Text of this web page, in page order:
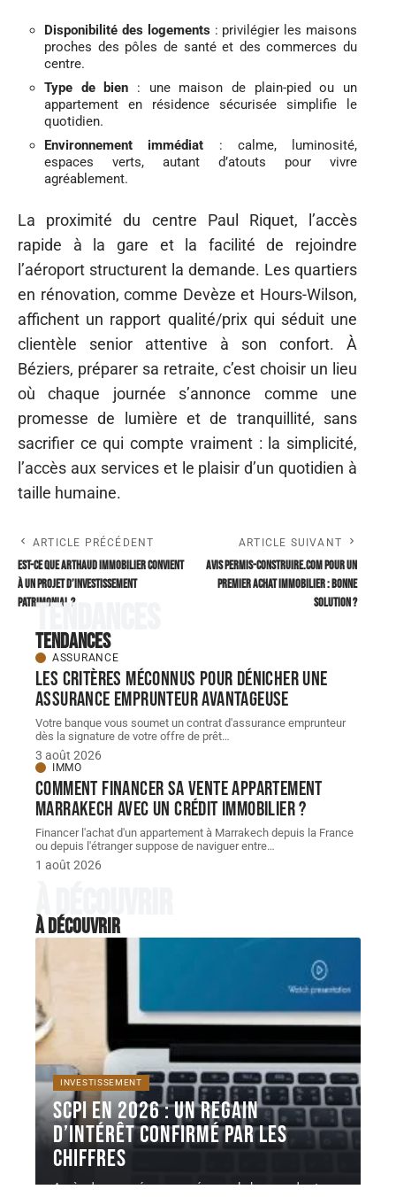
Disponibilité des logements : privilégier les maisons
proches des pôles de santé et des commerces du
centre.
Type de bien : une maison de plain-pied ou un
appartement en résidence sécurisée simplifie le
quotidien.
Environnement immédiat : calme, luminosité,
espaces verts, autant d’atouts pour vivre
agréablement.
La proximité du centre Paul Riquet, l’accès
rapide à la gare et la facilité de rejoindre
l’aéroport structurent la demande. Les quartiers
en rénovation, comme Devèze et Hours-Wilson,
affichent un rapport qualité/prix qui séduit une
clientèle senior attentive à son confort. À
Béziers, préparer sa retraite, c’est choisir un lieu
où chaque journée s’annonce comme une
promesse de lumière et de tranquillité, sans
sacrifier ce qui compte vraiment : la simplicité,
l’accès aux services et le plaisir d’un quotidien à
taille humaine.
ARTICLE PRÉCÉDENT
Est-ce que ARTHAUD IMMOBILIER convient
à un projet d’investissement
patrimonial ?
ARTICLE SUIVANT
Avis permis-construire.com pour un
premier achat immobilier : bonne
solution ?
Tendances
Tendances
ASSURANCE
Les critères méconnus pour dénicher une
assurance emprunteur avantageuse
Votre banque vous soumet un contrat d'assurance emprunteur
dès la signature de votre offre de prêt…
3 août 2026
IMMO
Comment financer sa vente appartement
Marrakech avec un crédit immobilier ?
Financer l'achat d'un appartement à Marrakech depuis la France
ou depuis l'étranger suppose de naviguer entre…
1 août 2026
À découvrir
À découvrir
INVESTISSEMENT
SCPI en 2026 : un regain
d’intérêt confirmé par les
chiffres
Après deux années marquées par la hausse des taux